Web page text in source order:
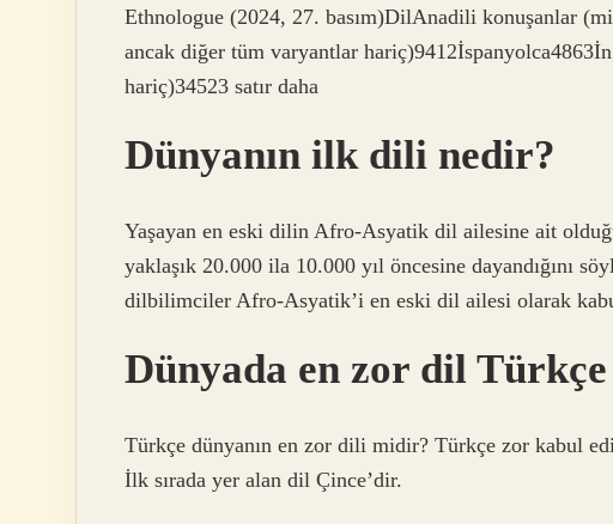
Ethnologue (2024, 27. basım)DilAnadili konuşanlar
ancak diğer tüm varyantlar
hariç)34523 satır daha
Dünyanın ilk dili nedir?
Yaşayan en eski dilin Afro-Asyatik dil ailesine ait
yaklaşık 20.000 ila 10.000 yıl öncesine dayandığını
dilbilimciler Afro-Asyatik’i en eski dil ailesi olarak
Dünyada en zor dil
Türkçe dünyanın en zor dili midir? Türkçe zor kabul
İlk sırada yer alan dil Çince’dir.